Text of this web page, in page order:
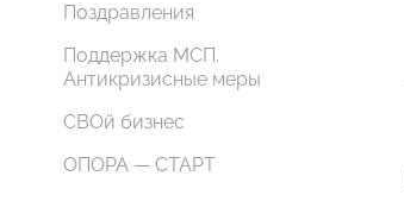
Поздравления
Поддержка МСП.
Антикризисные меры
СВОй бизнес
ОПОРА — СТАРТ